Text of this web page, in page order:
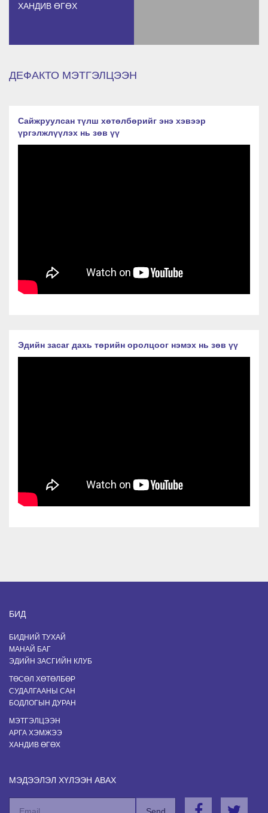
ХАНДИВ ӨГӨХ
ДЕФАКТО МЭТГЭЛЦЭЭН
Сайжруулсан түлш хөтөлбөрийг энэ хэвээр
үргэлжлүүлэх нь зөв үү
Эдийн засаг дахь төрийн оролцоог нэмэх нь зөв үү
БИД
БИДНИЙ ТУХАЙ
МАНАЙ БАГ
ЭДИЙН ЗАСГИЙН КЛУБ
ТӨСӨЛ ХӨТӨЛБӨР
СУДАЛГААНЫ САН
БОДЛОГЫН ДУРАН
МЭТГЭЛЦЭЭН
АРГА ХЭМЖЭЭ
ХАНДИВ ӨГӨХ
МЭДЭЭЛЭЛ ХҮЛЭЭН АВАХ